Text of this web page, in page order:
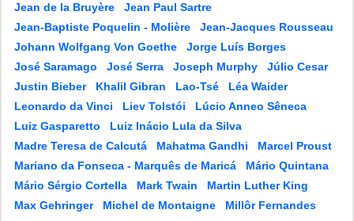
Jean de la Bruyère
Jean Paul Sartre
Jean-Baptiste Poquelin - Molière
Jean-Jacques Rousseau
Johann Wolfgang Von Goethe
Jorge Luís Borges
José Saramago
José Serra Joseph Murphy
Júlio Cesar
Justin Bieber
Khalil Gibran Lao-Tsé
Léa Waider
Leonardo da Vinci
Liev Tolstói
Lúcio Anneo Sêneca
Luiz Gasparetto
Luiz Inácio Lula da Silva
Madre Teresa de Calcutá
Mahatma Gandhi
Marcel Proust
Mariano da Fonseca - Marquês de Maricá
Mário Quintana
Mário Sérgio Cortella
Mark Twain
Martin Luther King
Max Gehringer
Michel de Montaigne
Millôr Fernandes